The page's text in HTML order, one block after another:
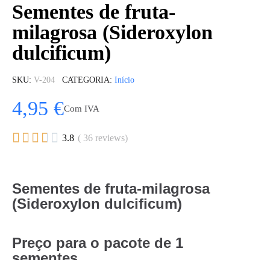
Sementes de fruta-
milagrosa (Sideroxylon
dulcificum)
SKU V-204 CATEGORIA Início
4,95 €Com IVA
     3.8 ( 36 reviews)
Sementes de fruta-milagrosa
(Sideroxylon dulcificum)
Preço para o pacote de 1